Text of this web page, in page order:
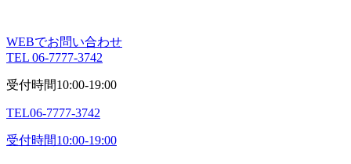
WEBでお問い合わせ
TEL 06-7777-3742
受付時間10:00-19:00
TEL06-7777-3742
受付時間10:00-19:00